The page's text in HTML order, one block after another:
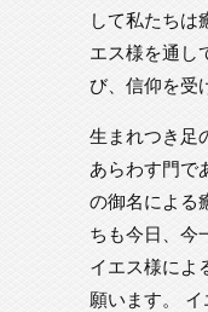
して私たちは
エス様を通し
び、信仰を受
生まれつき足
あらわす門で
の御名による
ちも今日、今
イエス様によ
願います。